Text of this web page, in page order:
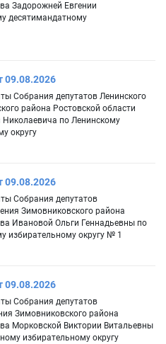
Задорожней Евгении
десятимандатному
09.08.2026
Собрания депутатов Ленинского
района Ростовской области
по Ленинскому
округу
09.08.2026
Собрания депутатов
Зимовниковского района
Ивановой Ольги Геннадьевны по
избирательному округу № 1
09.08.2026
Собрания депутатов
Зимовниковского района
Морковской Виктории Витальевны
избирательному округу